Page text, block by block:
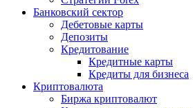
Банковский сектор
Дебетовые карты
Депозиты
Кредитование
Кредитные карты
Кредиты для бизнеса
Криптовалюта
Биржа криптовалют